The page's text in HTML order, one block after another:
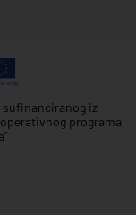
iz
programa